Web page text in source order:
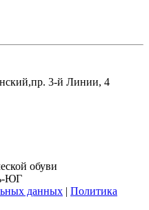
3-й Линии, 4
обуви
ЮГ
данных | Политика